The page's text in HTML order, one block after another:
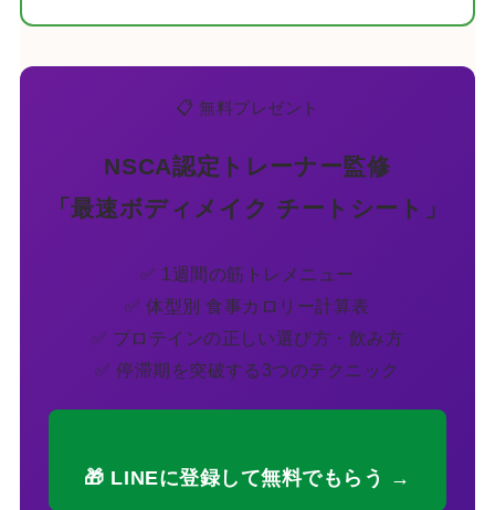
📋 無料プレゼント
NSCA認定トレーナー監修
「最速ボディメイク チートシート」
✅ 1週間の筋トレメニュー
✅ 体型別 食事カロリー計算表
✅ プロテインの正しい選び方・飲み方
✅ 停滞期を突破する3つのテクニック
🎁 LINEに登録して無料でもらう →